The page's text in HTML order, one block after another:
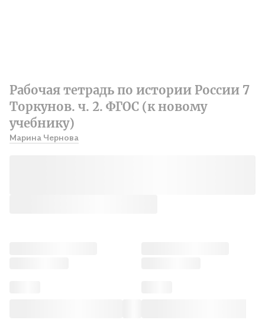
Рабочая тетрадь по истории России 7
Торкунов. ч. 2. ФГОС (к новому
учебнику)
Марина Чернова